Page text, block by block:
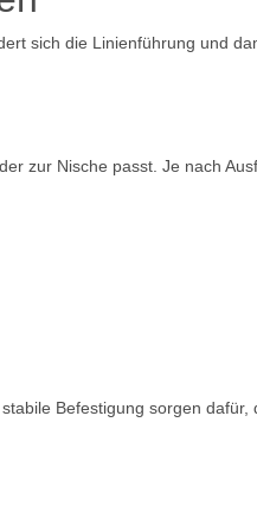
sich die Linienführung und
zur Nische passt. Je nach
Befestigung sorgen